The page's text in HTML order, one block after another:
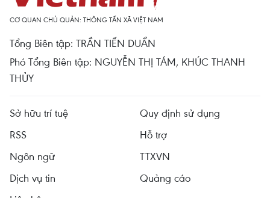
CƠ QUAN CHỦ QUẢN: THÔNG TẤN XÃ VIỆT NAM
Tổng Biên tập: TRẦN TIẾN DUẨN
Phó Tổng Biên tập: NGUYỄN THỊ TÁM, KHÚC THANH
THỦY
Sở hữu trí tuệ
Quy định sử dụng
RSS
Hỗ trợ
Ngôn ngữ
TTXVN
Dịch vụ tin
Quảng cáo